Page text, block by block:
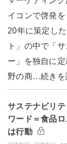
イコンで啓発
20年に策定し
ト」の中で「
ー」を独自に
野の商…続きを
サステナビリ
ワード＝食品
は行動